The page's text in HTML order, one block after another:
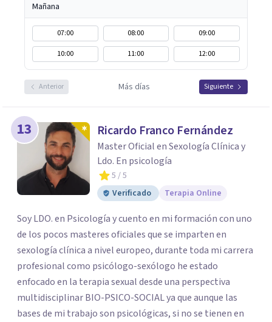
Mañana
07:00 08:00
09:00
10:00
11:00 12:00
Anterior Más días Siguiente
13 Ricardo Franco Fernández
Master Oficial en Sexología Clínica y
Ldo. En psicología
5 / 5
Verificado
Terapia Online
Soy LDO. en Psicología y cuento en mi formación con uno
de los pocos masteres oficiales que se imparten en
sexología clínica a nivel europeo, durante toda mi carrera
profesional como psicólogo-sexólogo he estado
enfocado en la terapia sexual desde una perspectiva
multidisciplinar BIO-PSICO-SOCIAL ya que aunque las
bases de mi trabajo son psicológicas, si no se tienen en